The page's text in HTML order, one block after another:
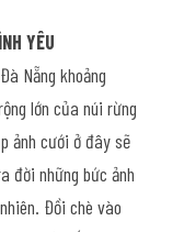
YÊU
Nẵng khoảng
lớn của núi rừng
ảnh cưới ở đây sẽ
đời những bức ảnh
Đồi chè vào